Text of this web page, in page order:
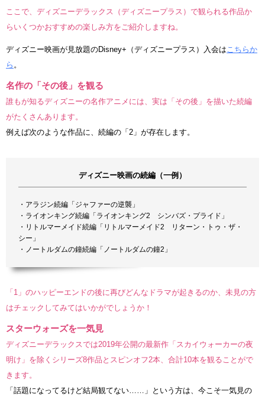
ここで、ディズニーデラックス（ディズニープラス）で観られる作品か
らいくつかおすすめの楽しみ方をご紹介しますね。
ディズニー映画が見放題のDisney+（ディズニープラス）入会はこちらか
ら 。
名作の「その後」を観る
誰もが知るディズニーの名作アニメには、実は「その後」を描いた続編
がたくさんあります。
例えば次のような作品に、続編の「2」が存在します。
ディズニー映画の続編（一例）
・アラジン続編「ジャファーの逆襲」
・ライオンキング続編「ライオンキング2 シンバズ・プライド」
・リトルマーメイド続編「リトルマーメイド2 リターン・トゥ・ザ・
シー」
・ノートルダムの鐘続編「ノートルダムの鐘2」
「1」のハッピーエンドの後に再びどんなドラマが起きるのか、未見の方
はチェックしてみてはいかがでしょうか！
スターウォーズを一気見
ディズニーデラックスでは2019年公開の最新作「スカイウォーカーの夜
明け」を除くシリーズ8作品とスピンオフ2本、合計10本を観ることがで
きます。
「話題になってるけど結局観てない……」という方は、今こそ一気見の